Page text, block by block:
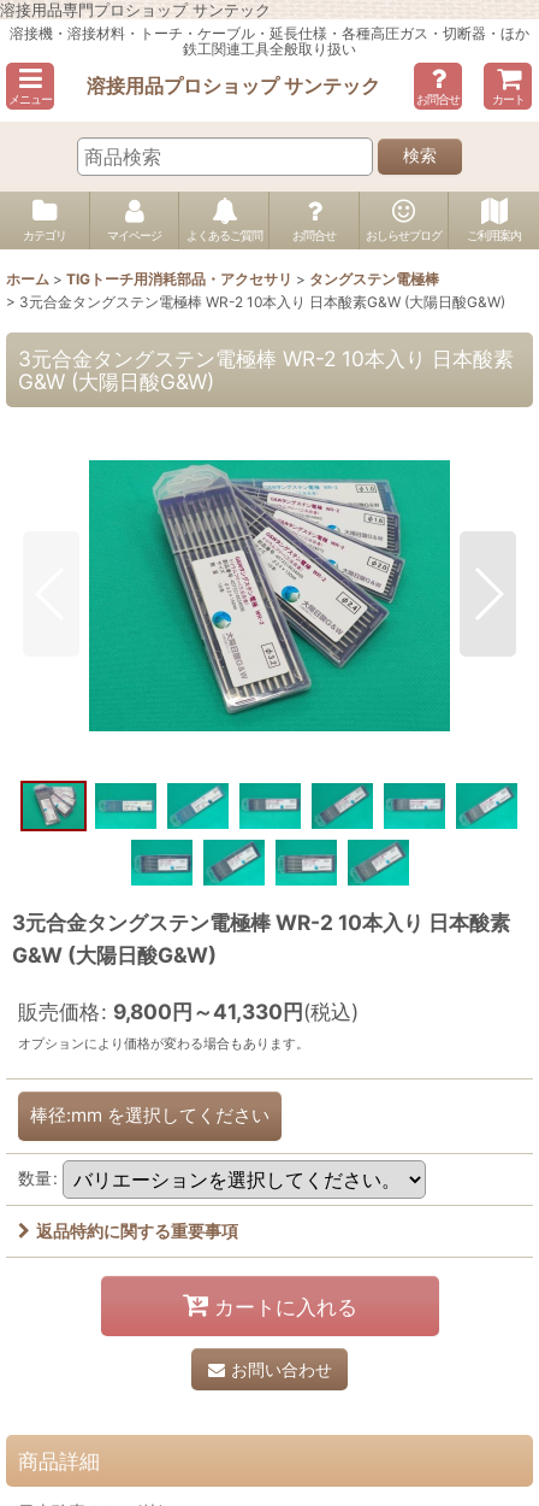
溶接用品専門プロショップ サンテック
溶接機・溶接材料・トーチ・ケーブル・延長仕様・各種高圧ガス・切断器・ほか
鉄工関連工具全般取り扱い
メニュー
溶接用品プロショップ サンテック
お問合せ カート
検索
カテゴリ マイページ よくあるご質問 お問合せ おしらせブログ ご利用案内
ホーム > TIGトーチ用消耗部品・アクセサリ > タングステン電極棒
> 3元合金タングステン電極棒 WR-2 10本入り 日本酸素G&W (大陽日酸G&W)
3元合金タングステン電極棒 WR-2 10本入り 日本酸素
G&W (大陽日酸G&W)
3元合金タングステン電極棒 WR-2 10本入り 日本酸素
G&W (大陽日酸G&W)
販売価格: 9,800円～41,330円(税込)
オプションにより価格が変わる場合もあります。
棒径:mm を選択してください
数量:
返品特約に関する重要事項
カートに入れる
お問い合わせ
商品詳細